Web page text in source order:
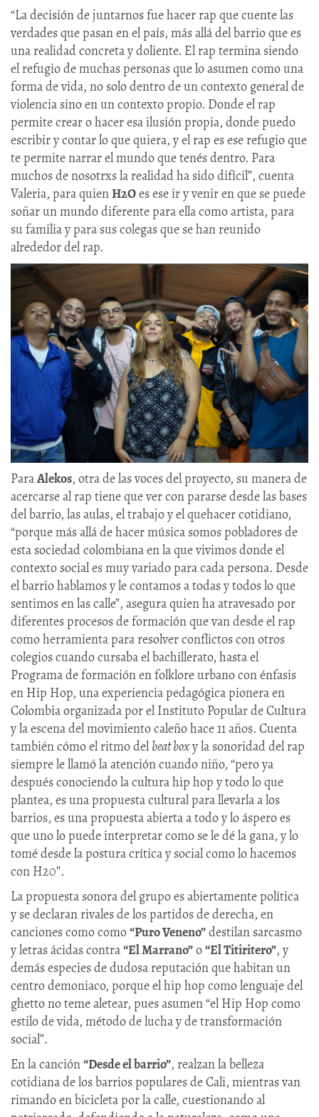
“La decisión de juntarnos fue hacer rap que cuente las
verdades que pasan en el país, más allá del barrio que es
una realidad concreta y doliente. El rap termina siendo
el refugio de muchas personas que lo asumen como una
forma de vida, no solo dentro de un contexto general de
violencia sino en un contexto propio. Donde el rap
permite crear o hacer esa ilusión propia, donde puedo
escribir y contar lo que quiera, y el rap es ese refugio que
te permite narrar el mundo que tenés dentro. Para
muchos de nosotrxs la realidad ha sido difícil”, cuenta
Valeria, para quienH2Oes ese ir y venir en que se puede
soñar un mundo diferente para ella como artista, para
su familia y para sus colegas que se han reunido
alrededor del rap.
ParaAlekos, otra de las voces del proyecto, su manera de
acercarse al rap tiene que ver con pararse desde las bases
del barrio, las aulas, el trabajo y el quehacer cotidiano,
“porque más allá de hacer música somos pobladores de
esta sociedad colombiana en la que vivimos donde el
contexto social es muy variado para cada persona. Desde
el barrio hablamos y le contamos a todas y todos lo que
sentimos en las calle”, asegura quien ha atravesado por
diferentes procesos de formación que van desde el rap
como herramienta para resolver conflictos con otros
colegios cuando cursaba el bachillerato, hasta el
Programa de formación en folklore urbano con énfasis
en Hip Hop, una experiencia pedagógica pionera en
Colombia organizada por el Instituto Popular de Cultura
y la escena del movimiento caleño hace 11 años. Cuenta
también cómo el ritmo del beat boxy la sonoridad del rap
siempre le llamó la atención cuando niño, “pero ya
después conociendo la cultura hip hop y todo lo que
plantea, es una propuesta cultural para llevarla a los
barrios, es una propuesta abierta a todo y lo áspero es
que uno lo puede interpretar como se le dé la gana, y lo
tomé desde la postura crítica y social como lo hacemos
con H20”.
La propuesta sonora del grupo es abiertamente política
y se declaran rivales de los partidos de derecha, en
canciones como como“Puro Veneno”destilan sarcasmo
y letras ácidas contra“El Marrano”o“El Titiritero”, y
demás especies de dudosa reputación que habitan un
centro demoniaco, porque el hip hop como lenguaje del
ghetto no teme aletear, pues asumen “el Hip Hop como
estilo de vida, método de lucha y de transformación
social”.
En la canción“Desde el barrio”, realzan la belleza
cotidiana de los barrios populares de Cali, mientras van
rimando en bicicleta por la calle, cuestionando al